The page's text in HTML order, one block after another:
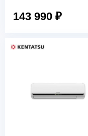
143 990 ₽